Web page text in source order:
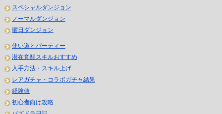
スペシャルダンジョン
ノーマルダンジョン
曜日ダンジョン
使い道とパーティー
潜在覚醒スキルおすすめ
入手方法・スキル上げ
レアガチャ・コラボガチャ結果
経験値
初心者向け攻略